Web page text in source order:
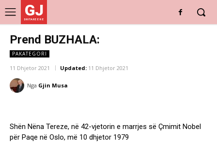
GJ
DRITARE E RE
Prend BUZHALA:
PAKATEGORI
11 Dhjetor 2021 Updated: 11 Dhjetor 2021
Nga Gjin Musa
Shën Nëna Tereze, në 42-vjetorin e marrjes së Çmimit Nobel
për Paqe në Oslo, më 10 dhjetor 1979